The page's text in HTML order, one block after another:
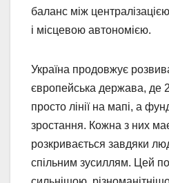
баланс між
і місцевою автономією.
Україна продовжує
європейська держава, де
просто лінії на мапі, а
зростання. Кожна з них
розкривається завдяки
спільним зусиллям. Цей